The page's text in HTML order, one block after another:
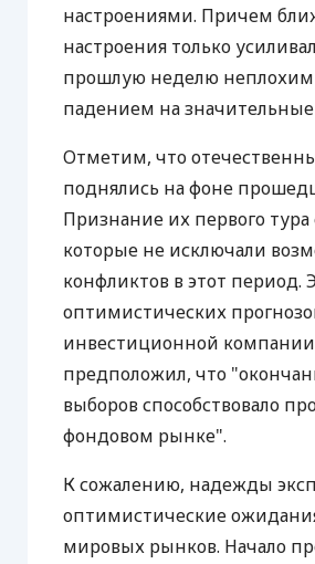
настроениями. Причем
настроения только
прошлую неделю неплохим
падением на значительные
Отметим, что
поднялись на фоне
Признание их первого
которые не исключали
конфликтов в этот период.
оптимистических
инвестиционной
предположил, что
выборов способствовало
фондовом рынке".
К сожалению, надежды
оптимистические
мировых рынков. Начало